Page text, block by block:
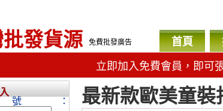
批發貨源 免費批發廣告 首頁
立即加入免費會員，即可
最新款歐美童裝
：